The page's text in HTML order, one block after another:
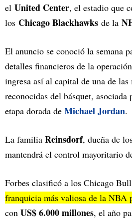
el United Center, el estadio que
los Chicago Blackhawks de la
El anuncio se conoció la semana
detalles financieros de la
ingresa así al capital de una de las
reconocidas del básquet, asociada
etapa dorada de Michael Jordan.
La familia Reinsdorf, dueña de
mantendrá el control mayoritario
Forbes clasificó a los Chicago
franquicia más valiosa de la NBA
con US$ 6.000 millones, el año